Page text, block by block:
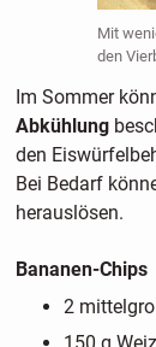
Mit
den
Im Sommer
Abkühlung
den
Bei Bedarf
herauslösen.
Bananen-Chips
2